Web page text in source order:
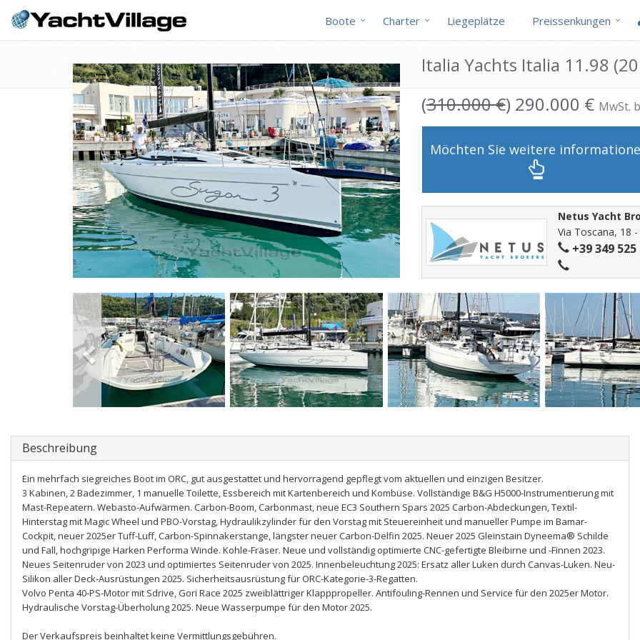
Boote Charter Liegeplätze Preissenkungen
Italia Yachts Italia 11.98
(310.000 €) 290.000 € MwSt.
Möchten Sie weitere
Netus Yacht
Via Toscana, 18
+39 349 525
Beschreibung
Ein mehrfach siegreiches Boot im ORC, gut ausgestattet und hervorragend gepflegt vom aktuellen und einzigen Besitzer.
3 Kabinen, 2 Badezimmer, 1 manuelle Toilette, Essbereich mit Kartenbereich und Kombüse. Vollständige B&G H5000-Instrumentierung mit
Mast-Repeatern. Webasto-Aufwärmen. Carbon-Boom, Carbonmast, neue EC3 Southern Spars 2025 Carbon-Abdeckungen, Textil-
Hinterstag mit Magic Wheel und PBO-Vorstag, Hydraulikzylinder für den Vorstag mit Steuereinheit und manueller Pumpe im Bamar-
Cockpit, neuer 2025er Tuff-Luff, Carbon-Spinnakerstange, längster neuer Carbon-Delfin 2025. Neuer 2025 Gleinstain Dyneema® Schilde
und Fall, hochgripige Harken Performa Winde. Kohle-Fräser. Neue und vollständig optimierte CNC-gefertigte Bleibirne und -Finnen 2023.
Neues Seitenruder von 2023 und optimiertes Seitenruder von 2025. Innenbeleuchtung 2025: Ersatz aller Luken durch Canvas-Luken. Neu-
Silikon aller Deck-Ausrüstungen 2025. Sicherheitsausrüstung für ORC-Kategorie-3-Regatten.
Volvo Penta 40-PS-Motor mit Sdrive, Gori Race 2025 zweiblättriger Klapppropeller. Antifouling-Rennen und Service für den 2025er Motor.
Hydraulische Vorstag-Überholung 2025. Neue Wasserpumpe für den Motor 2025.
Der Verkaufspreis beinhaltet keine Vermittlungsgebühren.